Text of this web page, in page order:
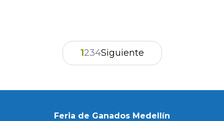
1234Siguiente
Feria de Ganados Medellín